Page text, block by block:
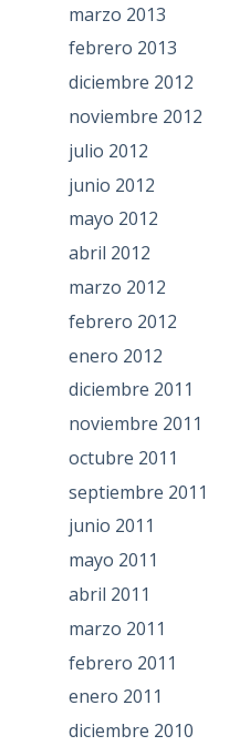
marzo 2013
febrero 2013
diciembre 2012
noviembre 2012
julio 2012
junio 2012
mayo 2012
abril 2012
marzo 2012
febrero 2012
enero 2012
diciembre 2011
noviembre 2011
octubre 2011
septiembre 2011
junio 2011
mayo 2011
abril 2011
marzo 2011
febrero 2011
enero 2011
diciembre 2010